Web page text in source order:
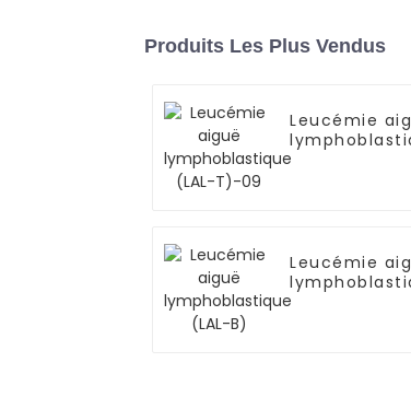
Produits Les Plus Vendus
Leucémie
(LAL-T)-09
Leucémie
(LAL-B)